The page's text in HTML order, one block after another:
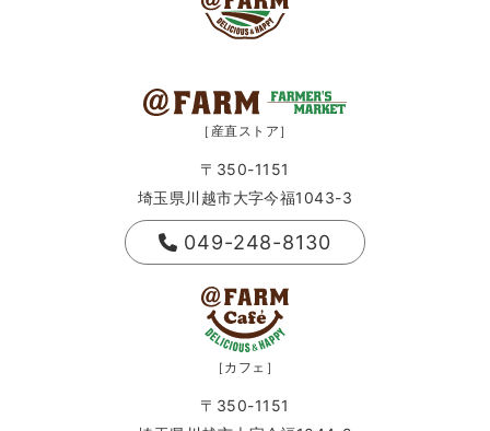
［産直ストア］
〒350-1151
埼玉県川越市大字今福1043-3
049-248-8130
［カフェ］
〒350-1151